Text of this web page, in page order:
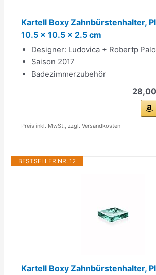
Kartell Boxy Zahnbürstenhalter,
10.5 x 10.5 x 2.5 cm
Designer: Ludovica + Robertp
Saison 2017
Badezimmerzubehör
Preis inkl. MwSt., zzgl. Versandkosten
BESTSELLER NR. 12
Kartell Boxy Zahnbürstenhalter,